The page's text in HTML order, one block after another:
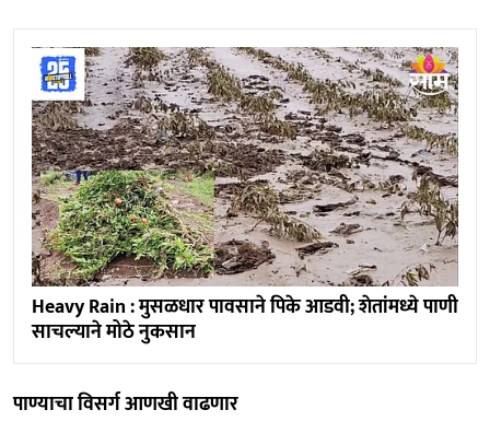
Heavy Rain : मुसळधार पावसाने पिके आडवी; शेतांमध्ये पाणी
साचल्याने मोठे नुकसान
पाण्याचा विसर्ग आणखी वाढणार